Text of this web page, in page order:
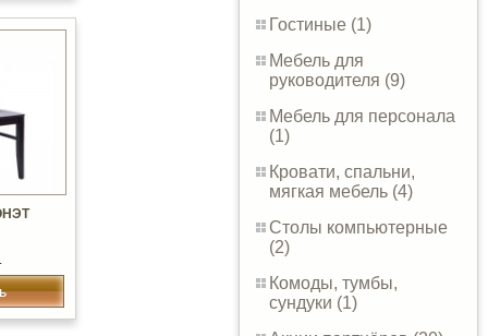
Гостиные (1)
Мебель для
руководителя (9)
Мебель для персонала
(1)
Кровати, спальни,
мягкая мебель (4)
Столы компьютерные
(2)
Комоды, тумбы,
сундуки (1)